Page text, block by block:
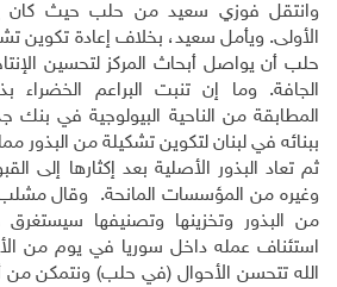
وانتقل فوزي سعيد من حلب حيث كان
الأولى. ويأمل سعيد، بخلاف إعادة تكوين
حلب أن يواصل أبحاث المركز لتحسين
الجافة. وما إن تنبت البراعم الخضراء
المطابقة من الناحية البيولوجية في بنك
ببنائه في لبنان لتكوين تشكيلة من البذور
ثم تعاد البذور الأصلية بعد إكثارها إلى
وغيره من المؤسسات المانحة.
من البذور وتخزينها وتصنيفها سيستغرق
استئناف عمله داخل سوريا في يوم من
الله تتحسن الأحوال (في حلب) ونتمكن من